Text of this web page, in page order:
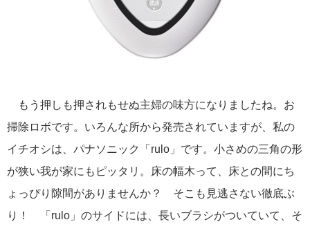
もう押しも押されもせぬ主婦の味方になりましたね。お
掃除ロボです。いろんな所から発売されていますが、私の
イチオシは、パナソニック「rulo」です。小さめの三角の形
が狭い我が家にもピッタリ。床の幅木って、床との間にち
ょっぴり隙間がありませんか？ そこも見逃さない徹底ぶ
り！ 「rulo」のサイドには、長いブラシがついていて、そ